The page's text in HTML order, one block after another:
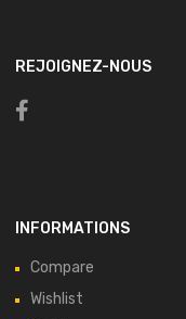
REJOIGNEZ-NOUS
INFORMATIONS
Compare
Wishlist